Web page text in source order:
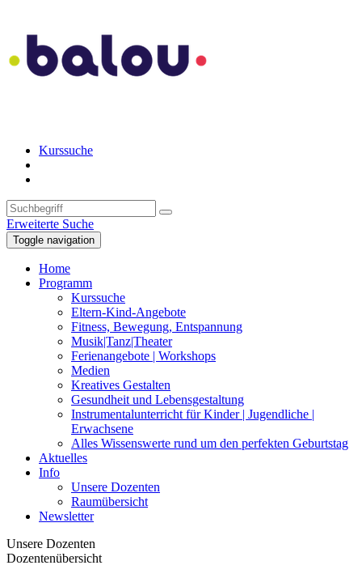
Kurssuche
Erweiterte Suche
Toggle navigation
Home
Programm
Kurssuche
Eltern-Kind-Angebote
Fitness, Bewegung, Entspannung
Musik|Tanz|Theater
Ferienangebote | Workshops
Medien
Kreatives Gestalten
Gesundheit und Lebensgestaltung
Instrumentalunterricht für Kinder | Jugendliche |
Erwachsene
Alles Wissenswerte rund um den perfekten Geburtstag
Aktuelles
Info
Unsere Dozenten
Raumübersicht
Newsletter
Unsere Dozenten
Dozentenübersicht